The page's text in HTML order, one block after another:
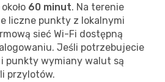
60 minut. Na terenie
liczne punkty z lokalnymi
sieć Wi-Fi dostępną
Jeśli potrzebujecie
punkty wymiany walut są
przylotów.